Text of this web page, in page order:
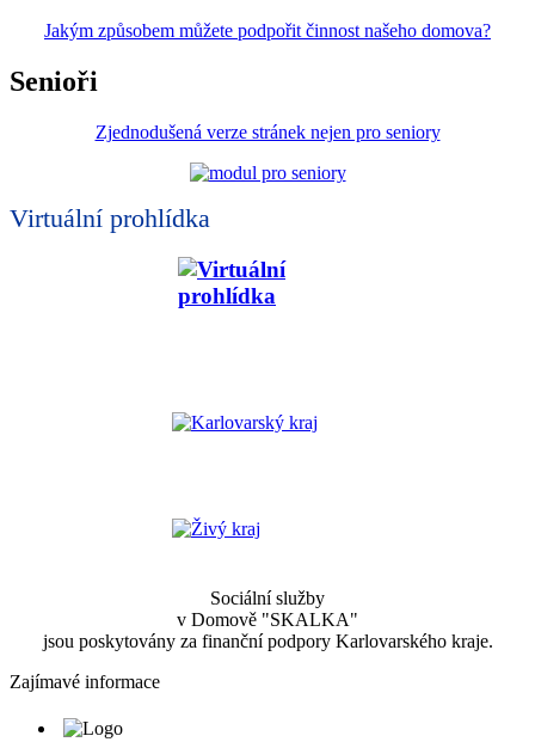
Jakým způsobem můžete podpořit činnost našeho domova?
Senioři
Zjednodušená verze stránek nejen pro seniory
Virtuální prohlídka
Sociální služby
v Domově "SKALKA"
jsou poskytovány za finanční podpory Karlovarského kraje.
Zajímavé informace